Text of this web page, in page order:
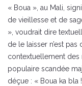
« Boua », au Mali,
de vieillesse et de
», voudrait dire
de le laisser n’est pas
contextuellement des
populaire scandée
déçue : « Boua ka bla